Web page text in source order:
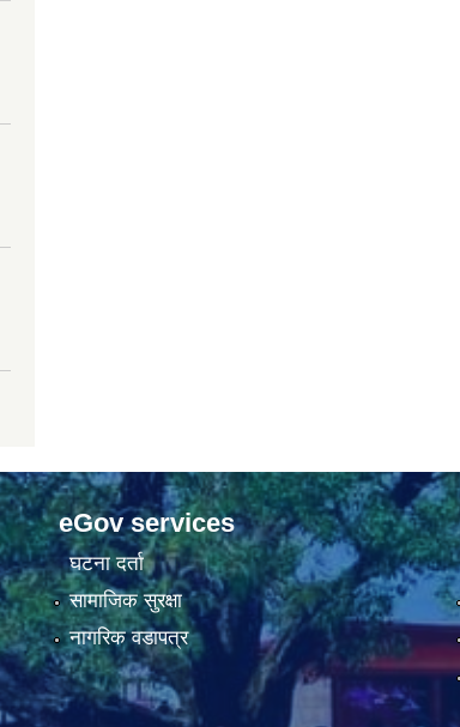
eGov services
घटना दर्ता
सामाजिक सुरक्षा
नागरिक वडापत्र